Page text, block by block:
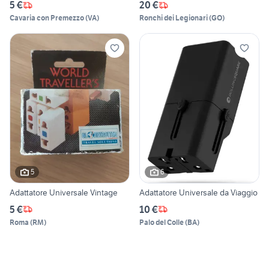
5 €
Cavaria con Premezzo(VA)
20 €
Ronchi dei Legionari(GO)
5
Adattatore Universale Vintage
5 €
Roma (RM)
6
Adattatore Universale da Viaggio
10 €
Palo del Colle(BA)